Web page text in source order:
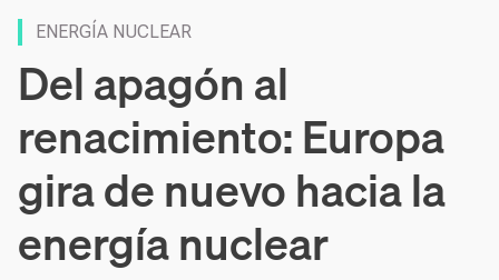
ENERGÍA NUCLEAR
Del apagón al
renacimiento: Europa
gira de nuevo hacia la
energía nuclear